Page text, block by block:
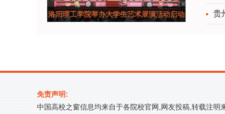
洛阳理工学院举办大学生艺术展演活动启动
贵
免责声明:
中国高校之窗信息均来自于各院校官网,网友投稿,转载注